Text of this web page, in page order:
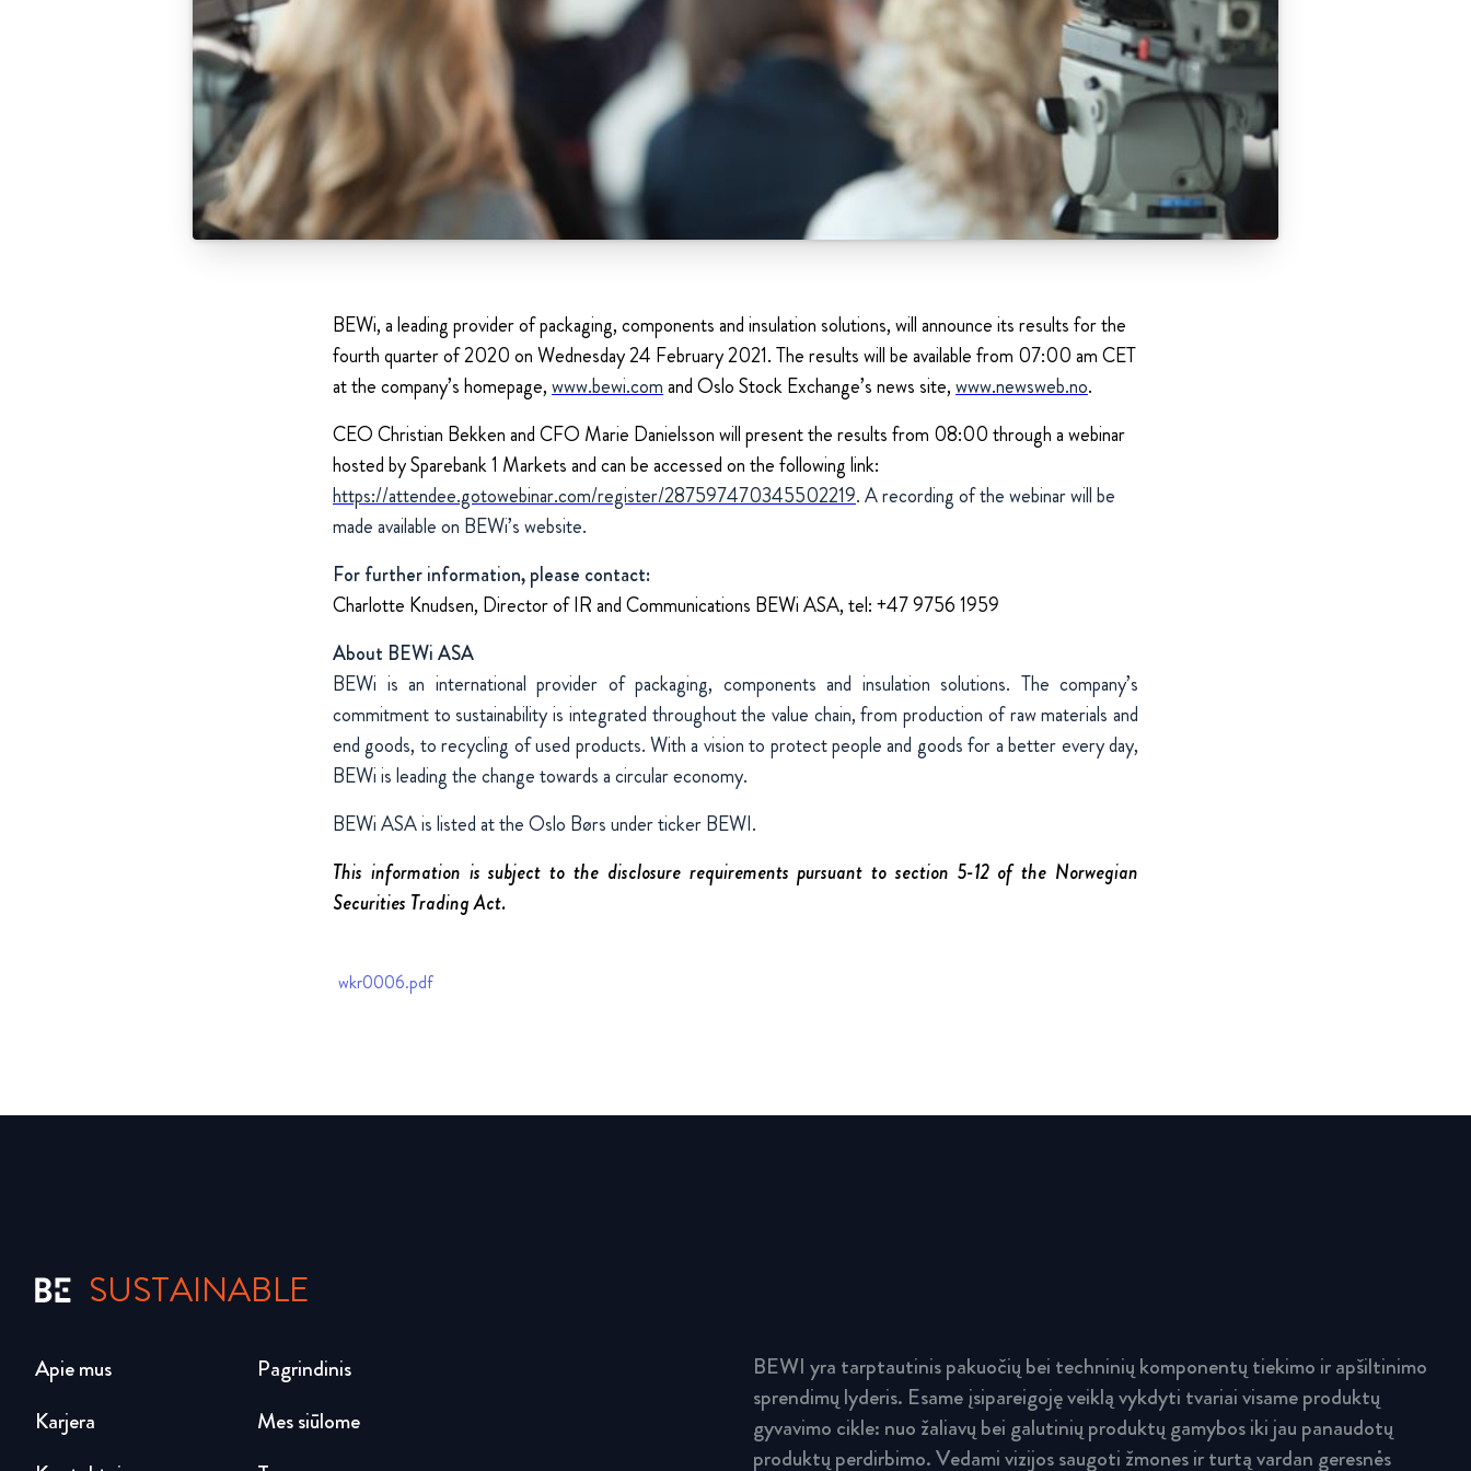
BEWi, a leading provider of packaging, components and insulation solutions, will announce its results for the
fourth quarter of 2020 on Wednesday 24 February 2021. The results will be available from 07:00 am CET
at the company’s homepage,www.bewi.comand Oslo Stock Exchange’s news site,www.newsweb.no.
CEO Christian Bekken and CFO Marie Danielsson will present the results from 08:00 through a webinar
hosted by Sparebank 1 Markets and can be accessed on the following link:
https://attendee.gotowebinar.com/register/287597470345502219. A recording of the webinar will be
made available on BEWi’s website.
For further information, please contact:
Charlotte Knudsen, Director of IR and Communications BEWi ASA, tel: +47 9756 1959
About BEWi ASA
BEWi is an international provider of packaging, components and insulation solutions. The company’s
commitment to sustainability is integrated throughout the value chain, from production of raw materials and
end goods, to recycling of used products. With a vision to protect people and goods for a better every day,
BEWi is leading the change towards a circular economy.
BEWi ASA is listed at the Oslo Børs under ticker BEWI.
This information is subject to the disclosure requirements pursuant to section 5-12 of the Norwegian
Securities Trading Act.
wkr0006.pdf
SUSTAINABLE
Pagrindinis
Mes siūlome
Karjera
Apie mus
BEWI yra tarptautinis pakuočių bei techninių komponentų tiekimo ir apšiltinimo
sprendimų lyderis. Esame įsipareigoję veiklą vykdyti tvariai visame produktų
gyvavimo cikle: nuo žaliavų bei galutinių produktų gamybos iki jau panaudotų
produktų perdirbimo. Vedami vizijos saugoti žmones ir turtą vardan geresnės